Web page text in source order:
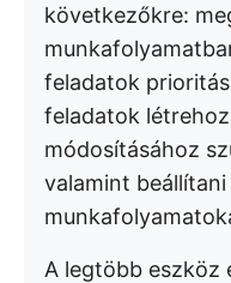
következőkre:
feladatok
feladatok
módosításához
valamint
A legtöbb eszköz